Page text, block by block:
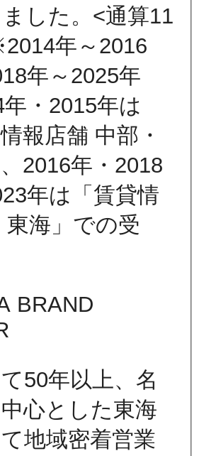
した。<通算11
年～2016
年～2025年
年・2015年は
情報店舗 中部・
2016年・2018
年は「賃貸情
東海」での受
50年以上、名
心とした東海
地域密着営業